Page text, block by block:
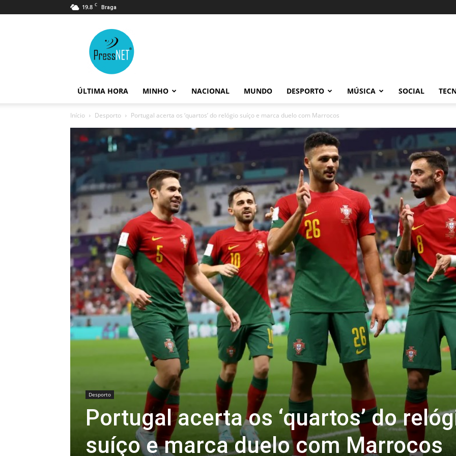
19.8 C Braga
ÚLTIMA HORA MINHO NACIONAL MUNDO DESPORTO MÚSICA SOCIAL
Início Desporto Portugal acerta os ‘quartos’ do relógio suíço e marca duelo com Marrocos
Desporto
Portugal acerta os ‘quartos’ do
suíço e marca duelo com Marrocos